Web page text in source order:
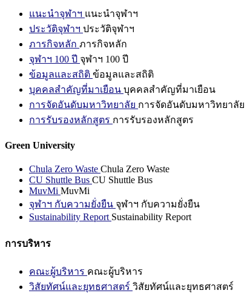
แนะนำจุฬาฯ แนะนำจุฬาฯ
ประวัติจุฬาฯ ประวัติจุฬาฯ
ภารกิจหลัก ภารกิจหลัก
จุฬาฯ 100 ปี จุฬาฯ 100 ปี
ข้อมูลและสถิติ ข้อมูลและสถิติ
บุคคลสำคัญที่มาเยือน บุคคลสำคัญที่มาเยือน
การจัดอันดับมหาวิทยาลัย การจัดอันดับมหาวิทยาลัย
การรับรองหลักสูตร การรับรองหลักสูตร
Green University
Chula Zero Waste Chula Zero Waste
CU Shuttle Bus CU Shuttle Bus
MuvMi MuvMi
จุฬาฯ กับความยั่งยืน จุฬาฯ กับความยั่งยืน
Sustainability Report Sustainability Report
การบริหาร
คณะผู้บริหาร คณะผู้บริหาร
วิสัยทัศน์และยุทธศาสตร์ วิสัยทัศน์และยุทธศาสตร์